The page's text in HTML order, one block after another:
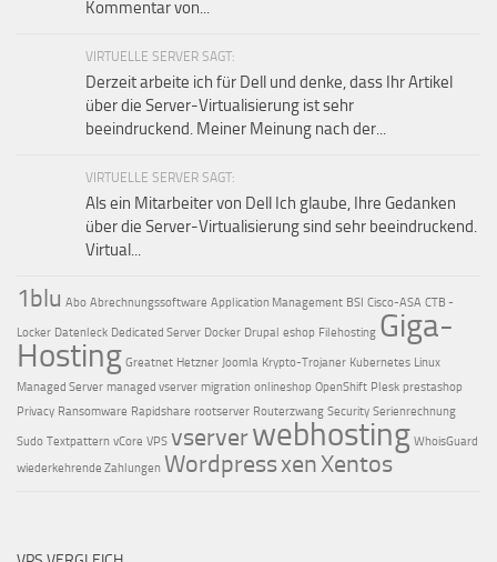
Kommentar von...
VIRTUELLE SERVER SAGT:
Derzeit arbeite ich für Dell und denke, dass Ihr Artikel
über die Server-Virtualisierung ist sehr
beeindruckend. Meiner Meinung nach der...
VIRTUELLE SERVER SAGT:
Als ein Mitarbeiter von Dell Ich glaube, Ihre Gedanken
über die Server-Virtualisierung sind sehr beeindruckend.
Virtual...
1blu Abo Abrechnungssoftware Application Management BSI Cisco-ASA CTB -
Locker Datenleck Dedicated Server Docker Drupal eshop Filehosting Giga-
Hosting Greatnet Hetzner Joomla Krypto-Trojaner Kubernetes Linux
Managed Server managed vserver migration onlineshop OpenShift Plesk prestashop
Privacy Ransomware Rapidshare rootserver Routerzwang Security Serienrechnung
Sudo Textpattern vCore VPS vserverwebhosting WhoisGuard
wiederkehrende Zahlungen WordpressxenXentos